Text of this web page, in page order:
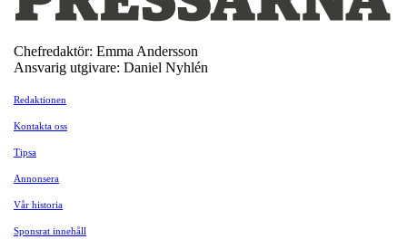
Chefredaktör: Emma Andersson
Ansvarig utgivare: Daniel Nyhlén
Redaktionen
Kontakta oss
Tipsa
Annonsera
Vår historia
Sponsrat innehåll